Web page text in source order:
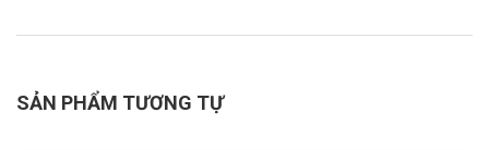
SẢN PHẨM TƯƠNG TỰ